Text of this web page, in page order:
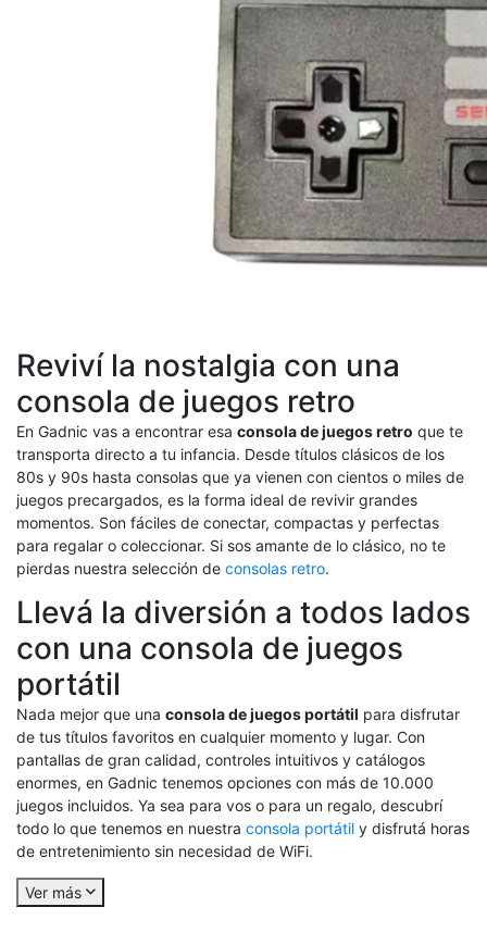
Reviví la nostalgia con una
consola de juegos retro
En Gadnic vas a encontrar esa consola de juegos retro que te
transporta directo a tu infancia. Desde títulos clásicos de los
80s y 90s hasta consolas que ya vienen con cientos o miles de
juegos precargados, es la forma ideal de revivir grandes
momentos. Son fáciles de conectar, compactas y perfectas
para regalar o coleccionar. Si sos amante de lo clásico, no te
pierdas nuestra selección de consolas retro.
Llevá la diversión a todos lados
con una consola de juegos
portátil
Nada mejor que una consola de juegos portátil para disfrutar
de tus títulos favoritos en cualquier momento y lugar. Con
pantallas de gran calidad, controles intuitivos y catálogos
enormes, en Gadnic tenemos opciones con más de 10.000
juegos incluidos. Ya sea para vos o para un regalo, descubrí
todo lo que tenemos en nuestra consola portátil y disfrutá horas
de entretenimiento sin necesidad de WiFi.
Ver más